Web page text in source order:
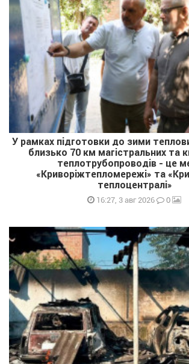
У рамках підготовки до зими
близько 70 км магістральних та
теплотрубопроводів - це
«Криворіжтепломережі» та
теплоцентралі»
16:27, 3 авг 2026 0